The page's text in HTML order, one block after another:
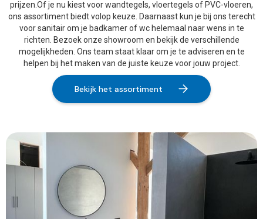
prijzen.Of je nu kiest voor wandtegels, vloertegels of PVC-vloeren,
ons assortiment biedt volop keuze. Daarnaast kun je bij ons terecht
voor sanitair om je badkamer of wc helemaal naar wens in te
richten. Bezoek onze showroom en bekijk de verschillende
mogelijkheden. Ons team staat klaar om je te adviseren en te
helpen bij het maken van de juiste keuze voor jouw project.
Bekijk het assortiment